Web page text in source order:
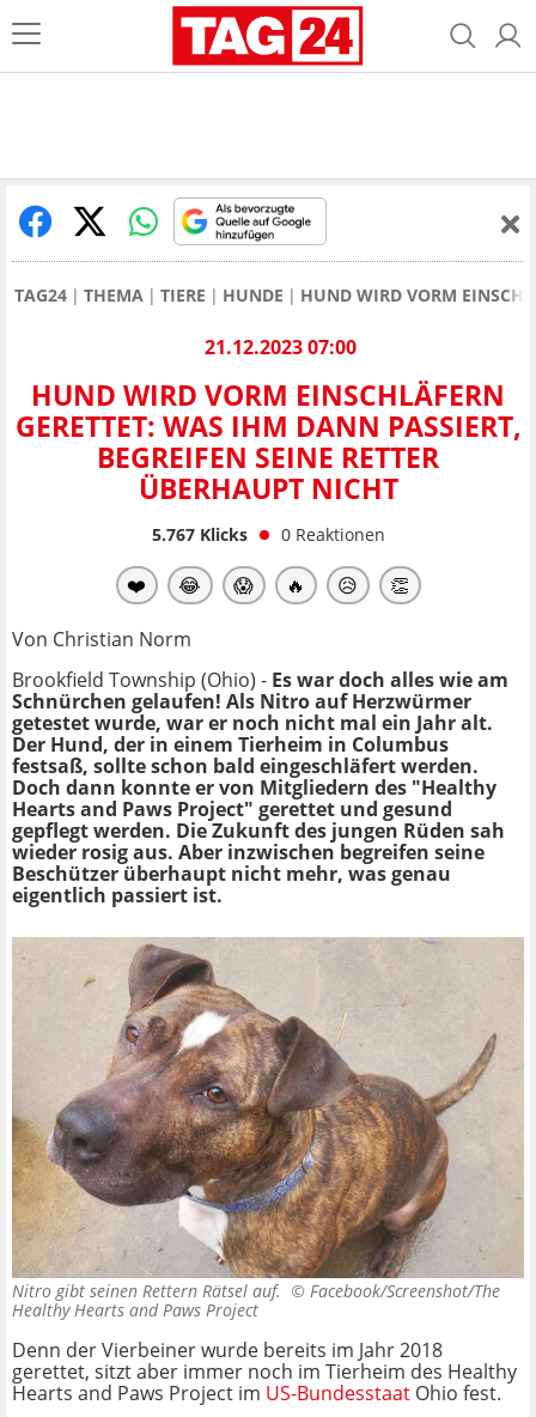
TAG24 THEMA TIERE HUNDE HUND WIRD VORM
21.12.2023 07:00
HUND WIRD VORM EINSCHLÄFERN
GERETTET: WAS IHM DANN PASSIERT,
BEGREIFEN SEINE RETTER
ÜBERHAUPT NICHT
5.767Klicks 0 Reaktionen
❤️ 😂 😱 🔥 😥 👏
Von Christian Norm
Brookfield Township (Ohio) - Es war doch alles wie am
Schnürchen gelaufen! Als Nitro auf Herzwürmer
getestet wurde, war er noch nicht mal ein Jahr alt.
Der Hund, der in einem Tierheim in Columbus
festsaß, sollte schon bald eingeschläfert werden.
Doch dann konnte er von Mitgliedern des "Healthy
Hearts and Paws Project" gerettet und gesund
gepflegt werden. Die Zukunft des jungen Rüden sah
wieder rosig aus. Aber inzwischen begreifen seine
Beschützer überhaupt nicht mehr, was genau
eigentlich passiert ist.
Nitro gibt seinen Rettern Rätsel auf. © Facebook/Screenshot/The
Healthy Hearts and Paws Project
Denn der Vierbeiner wurde bereits im Jahr 2018
gerettet, sitzt aber immer noch im Tierheim des Healthy
Hearts and Paws Project im US-Bundesstaat Ohio fest.